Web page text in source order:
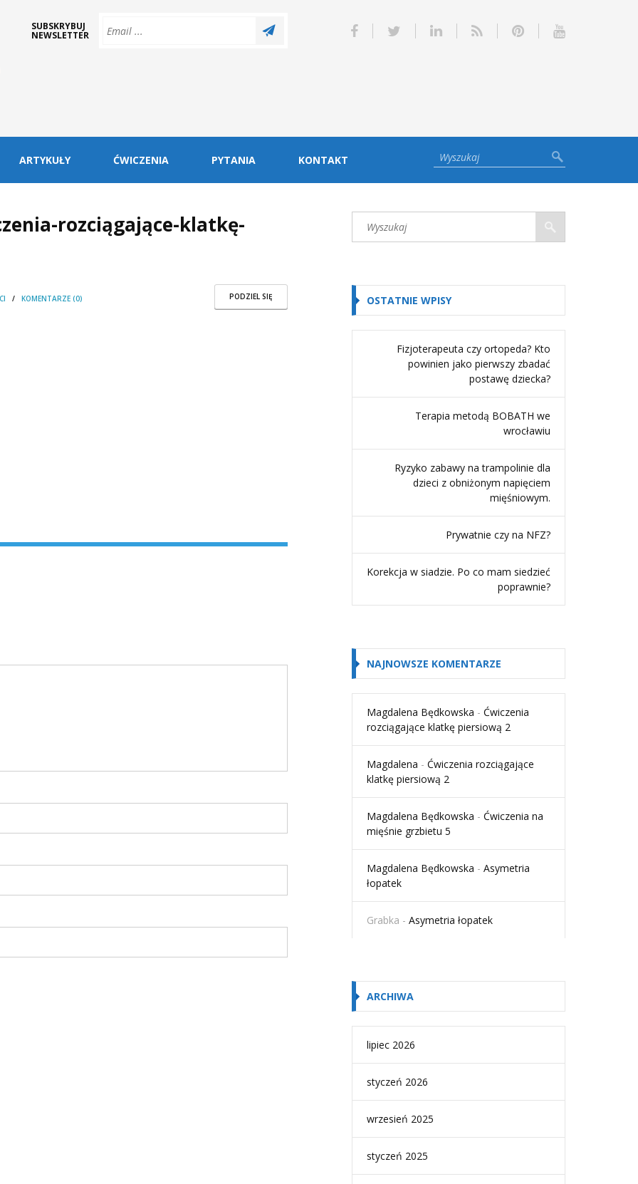
SUBSKRYBUJ
NEWSLETTER
ARTYKUŁY ĆWICZENIA PYTANIA KONTAKT
rozciągające-klatkę-
PODZIEL SIĘ
/ KOMENTARZE (0)
OSTATNIE WPISY
Fizjoterapeuta czy ortopeda? Kto
powinien jako pierwszy zbadać
postawę dziecka?
Terapia metodą BOBATH we
wrocławiu
Ryzyko zabawy na trampolinie dla
dzieci z obniżonym napięciem
mięśniowym.
Prywatnie czy na NFZ?
Korekcja w siadzie. Po co mam siedzieć
poprawnie?
NAJNOWSZE KOMENTARZE
Magdalena Będkowska - Ćwiczenia
rozciągające klatkę piersiową 2
Magdalena - Ćwiczenia rozciągające
klatkę piersiową 2
Magdalena Będkowska - Ćwiczenia na
mięśnie grzbietu 5
Magdalena Będkowska - Asymetria
łopatek
Grabka - Asymetria łopatek
ARCHIWA
lipiec 2026
styczeń 2026
wrzesień 2025
styczeń 2025